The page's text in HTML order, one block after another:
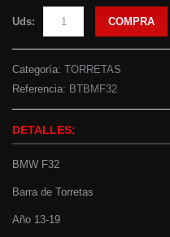
Uds: COMPRA
Categoría: TORRETAS
Referencia: BTBMF32
DETALLES:
BMW F32
Barra de Torretas
Año 13-19